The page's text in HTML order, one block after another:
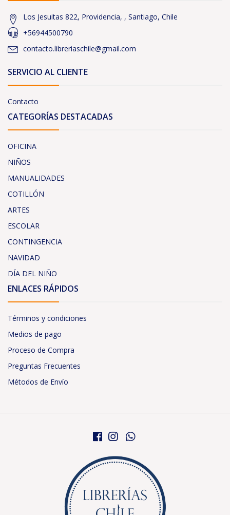
Los Jesuitas 822, Providencia, , Santiago, Chile
+56944500790
contacto.libreriaschile@gmail.com
SERVICIO AL CLIENTE
Contacto
CATEGORÍAS DESTACADAS
OFICINA
NIÑOS
MANUALIDADES
COTILLÓN
ARTES
ESCOLAR
CONTINGENCIA
NAVIDAD
DÍA DEL NIÑO
ENLACES RÁPIDOS
Términos y condiciones
Medios de pago
Proceso de Compra
Preguntas Frecuentes
Métodos de Envío